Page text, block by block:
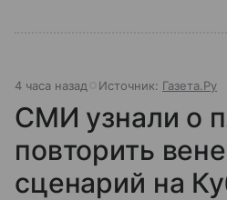
4 часа назад Источник: Газета.Ру
СМИ узнали о
повторить
сценарий на